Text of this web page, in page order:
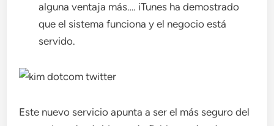
alguna ventaja más…. iTunes ha demostrado
que el sistema funciona y el negocio está
servido.
Este nuevo servicio apunta a ser el más seguro del